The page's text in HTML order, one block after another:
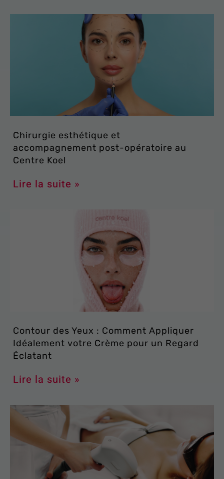
Chirurgie esthétique et
accompagnement post-opératoire au
Centre Koel
Lire la suite »
Contour des Yeux : Comment Appliquer
Idéalement votre Crème pour un Regard
Éclatant
Lire la suite »